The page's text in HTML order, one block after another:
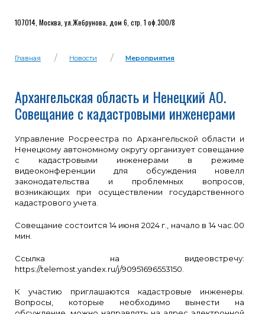
107014, Москва, ул.Жебрунова, дом 6, стр. 1 оф.300/8
Главная Новости Мероприятия
Архангельская область и Ненецкий АО.
Совещание с кадастровыми инженерами
Управление Росреестра по Архангельской области и
Ненецкому автономному округу организует совещание
с кадастровыми инженерами в режиме
видеоконференции для обсуждения новелл
законодательства и проблемных вопросов,
возникающих при осуществлении государственного
кадастрового учета.
Совещание состоится 14 июня 2024 г., начало в 14 час.00
мин.
Ссылка на видеовстречу:
https://telemost.yandex.ru/j/90951696553150.
К участию приглашаются кадастровые инженеры.
Вопросы, которые необходимо вынести на